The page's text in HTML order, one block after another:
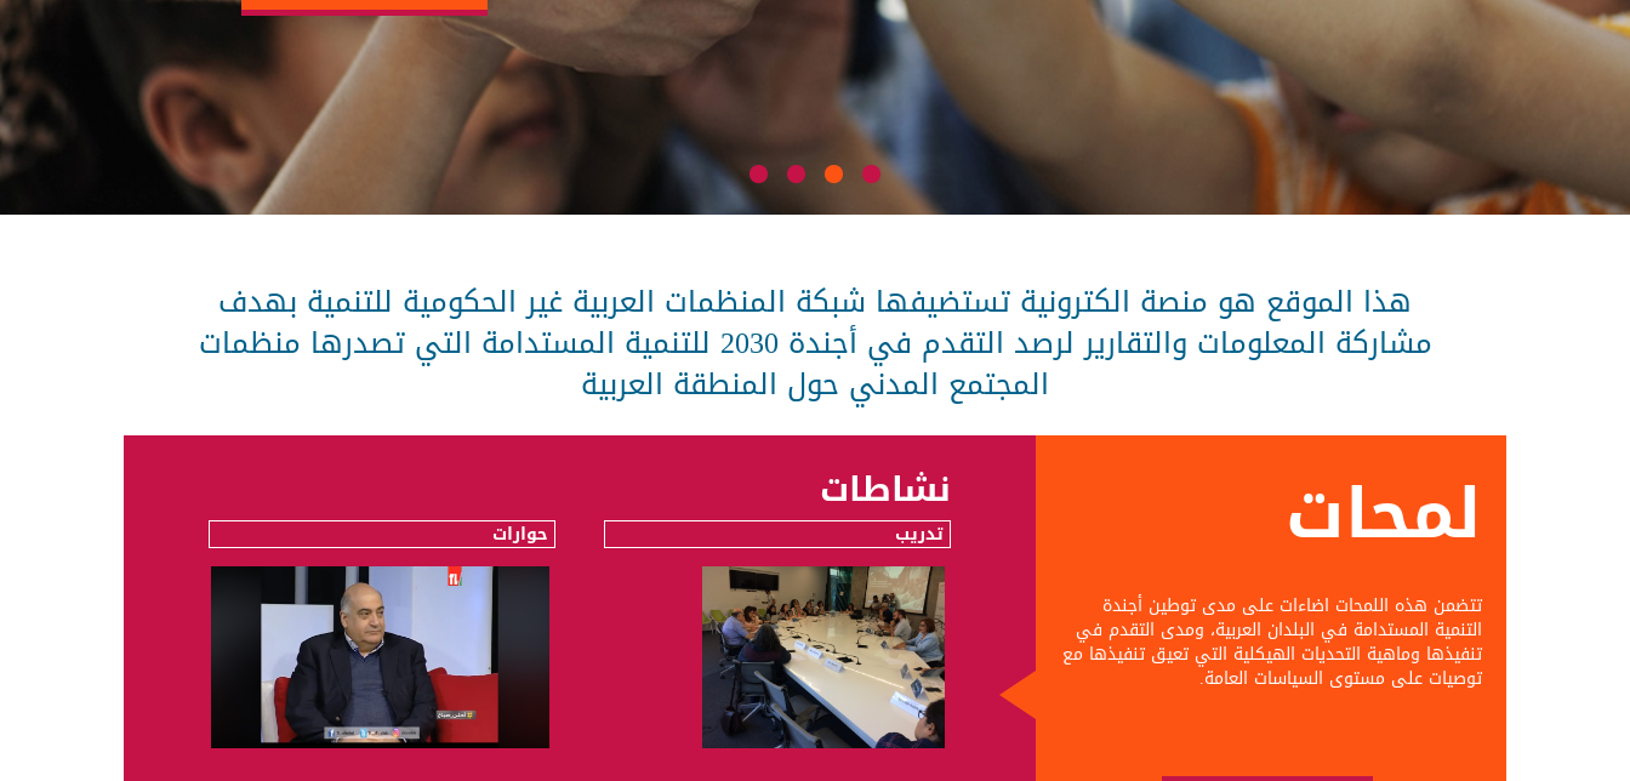
هذا الموقع هو منصة الكترونية تستضيفها شبكة المنظمات العربية غير الحكومية للتنمية بهدف
مشاركة المعلومات والتقارير لرصد التقدم في أجندة 2030 للتنمية المستدامة التي تصدرها منظمات
المجتمع المدني حول المنطقة العربية
لمحات
تتضمن هذه اللمحات اضاءات على مدى توطين أجندة
التنمية المستدامة في البلدان العربية، ومدى التقدم في
تنفيذها وماهية التحديات الهيكلية التي تعيق تنفيذها مع
توصيات على مستوى السياسات العامة.
نشاطات
حوارات تدريب